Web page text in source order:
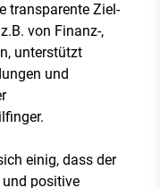
transparente Ziel-
von Finanz-,
unterstützt
und
einig, dass der
positive